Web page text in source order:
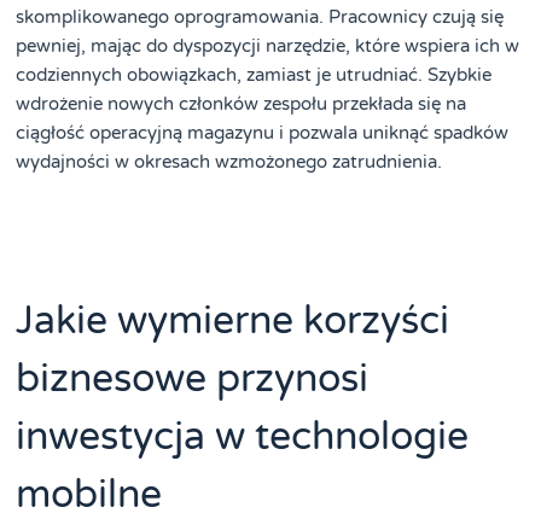
skomplikowanego oprogramowania. Pracownicy czują się
pewniej, mając do dyspozycji narzędzie, które wspiera ich w
codziennych obowiązkach, zamiast je utrudniać. Szybkie
wdrożenie nowych członków zespołu przekłada się na
ciągłość operacyjną magazynu i pozwala uniknąć spadków
wydajności w okresach wzmożonego zatrudnienia.
Jakie wymierne korzyści
biznesowe przynosi
inwestycja w technologie
mobilne